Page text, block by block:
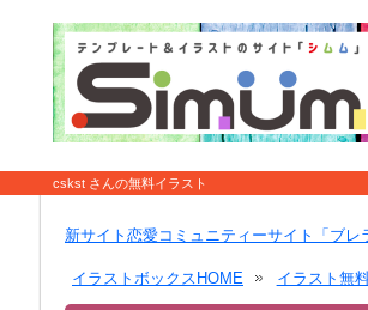
cskst さんの無料イラスト
新サイト恋愛コミュニティーサイト「ブレ
イラストボックスHOME イラスト無